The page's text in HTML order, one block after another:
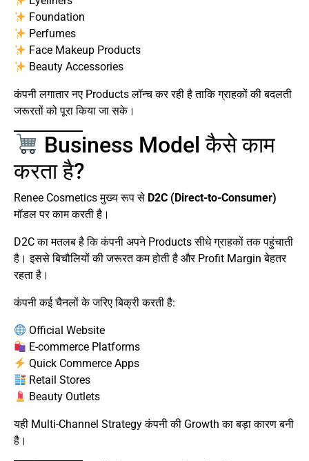
Foundation
Perfumes
Face Makeup Products
Beauty Accessories
कंपनी लगातार नए Products लॉन्च कर रही है ताकि ग्राहकों की बदलती
जरूरतों को पूरा किया जा सके।
Business Model कैसे काम
करता है?
Renee Cosmetics मुख्य रूप से D2C (Direct-to-Consumer)
मॉडल पर काम करती है।
D2C का मतलब है कि कंपनी अपने Products सीधे ग्राहकों तक पहुंचाती
है। इससे बिचौलियों की जरूरत कम होती है और Profit Margin बेहतर
रहता है।
कंपनी कई चैनलों के जरिए बिक्री करती है:
Official Website
E-commerce Platforms
Quick Commerce Apps
Retail Stores
Beauty Outlets
यही Multi-Channel Strategy कंपनी की Growth का बड़ा कारण बनी
है।